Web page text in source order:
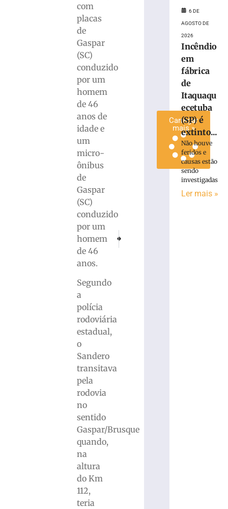
com
placas
de
Gaspar
(SC)
conduzido
por um
homem
de 46
anos de
idade e
um
micro-
ônibus
de
Gaspar
(SC)
conduzido
por um
homem
de 46
anos.
Segundo
a
polícia
rodoviária
estadual,
o
Sandero
transitava
pela
rodovia
no
sentido
Gaspar/Brusque
quando,
na
altura
do Km
112,
teria
Motorista fica ferido após colisão traseira
Papanduva
Carregar
mais »
6 DE
AGOSTO DE
2026
Incêndio
em
fábrica
de
Itaquaqu
ecetuba
(SP) é
extinto...
Não houve
feridos e
causas estão
sendo
investigadas
Ler mais »